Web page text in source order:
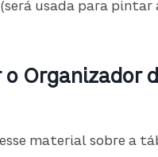
usada para pintar
o Organizador
material sobre a